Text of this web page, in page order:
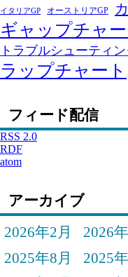
イタリアGP オーストリアGP
ギャップチャー
トラブルシューティ
ラップチャート
フィード配信
RSS 2.0
RDF
atom
アーカイブ
2026年2月
2026
2025年8月
2025